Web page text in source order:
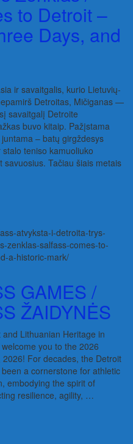
to Detroit –
Days, and
ir savaitgalis, kurio Lietuvių-
Detroitas, Mičiganas —
savaitgalį Detroite
buvo kitaip. Pažįstama
– batų girgždesys
teniso kamuoliuko
Tačiau šiais metais
atvyksta-i-detroita-trys-
zenklas-salfass-comes-to-
a-historic-mark/
GAMES /
ŽAIDYNĖS
Lithuanian Heritage in
you to the 2026
For decades, the Detroit
a cornerstone for athletic
embodying the spirit of
resilience, agility, …